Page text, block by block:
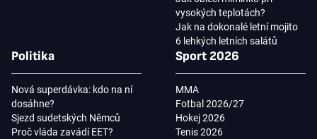
vysokých teplotách?
Jak na dokonalé letní mojito
6 lehkých letních salátů
Politika
Nová superdávka: kdo na ní
dosáhne?
Sjezd sudetských Němců
Proč vláda zavádí EET?
Sport 2026
MMA
Fotbal 2026/27
Hokej 2026
Tenis 2026